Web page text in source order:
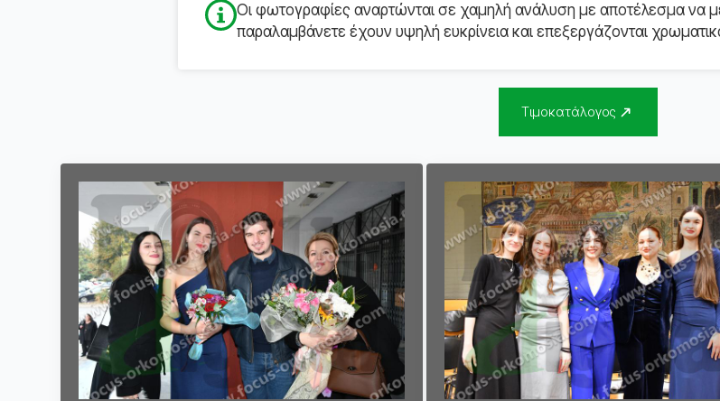
Οι φωτογραφίες αναρτώνται σε χαμηλή ανάλυση με αποτέλεσμα να
παραλαμβάνετε έχουν υψηλή ευκρίνεια και επεξεργάζονται
Τιμοκατάλογος